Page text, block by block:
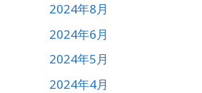
2024年8月
2024年6月
2024年5月
2024年4月